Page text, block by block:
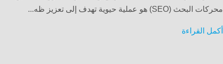
محركات البحث (SEO) هو عملية حيوية تهدف إلى تعزيز ظه...
أكمل القراءة